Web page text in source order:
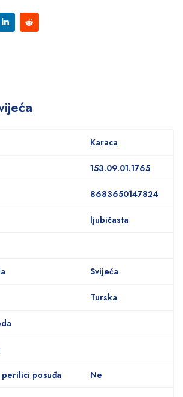
Karaca
153.09.01.1765
8683650147824
ljubičasta
Svijeća
Turska
posuđa Ne